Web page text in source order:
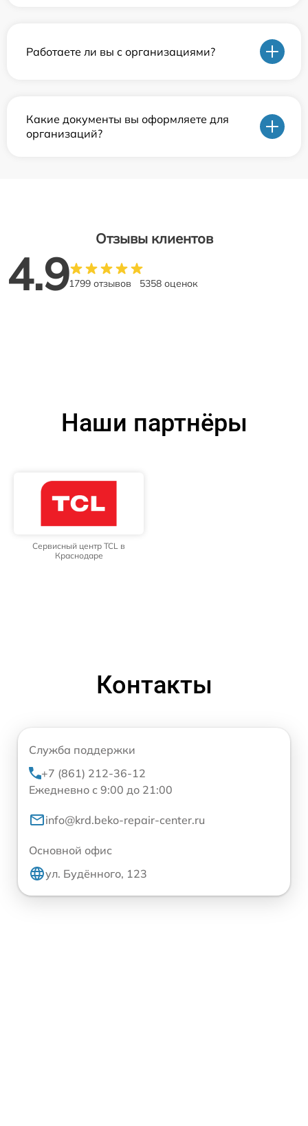
Работаете ли вы с организациями?
Какие документы вы оформляете для
организаций?
Отзывы клиентов
4.91799 отзывов 5358 оценок
Наши партнёры
Сервисный центр TCL в
Краснодаре
Контакты
Служба поддержки
+7 (861) 212-36-12
Ежедневно с 9:00 до 21:00
info@krd.beko-repair-center.ru
Основной офис
ул. Будённого, 123